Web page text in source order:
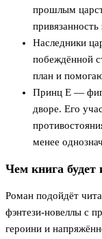
прошлым
Наследники
побеждённой
план и
Принц Е —
дворе. Его
менее
Чем книга будет
Роман подойдёт
фэнтези-новеллы с
героини и